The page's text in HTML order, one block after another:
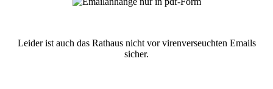
Leider ist auch das Rathaus nicht vor virenverseuchten Emails
sicher.